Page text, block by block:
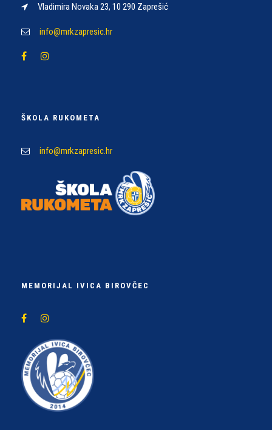
Vladimira Novaka 23, 10 290 Zaprešić
info@mrkzapresic.hr
ŠKOLA RUKOMETA
info@mrkzapresic.hr
MEMORIJAL IVICA BIROVČEC